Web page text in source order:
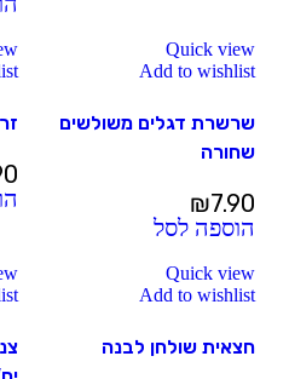
Quick view
Add to wishlist
שרשרת דגלים משולשים
שחורה
₪7.90
הוספה לסל
Quick view
Add to wishlist
חצאית שולחן לבנה